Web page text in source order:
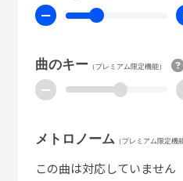
ー
曲のキー（プレミアム限定機能）
ー
メトロノーム （プレミアム限定機
この曲は対応していません